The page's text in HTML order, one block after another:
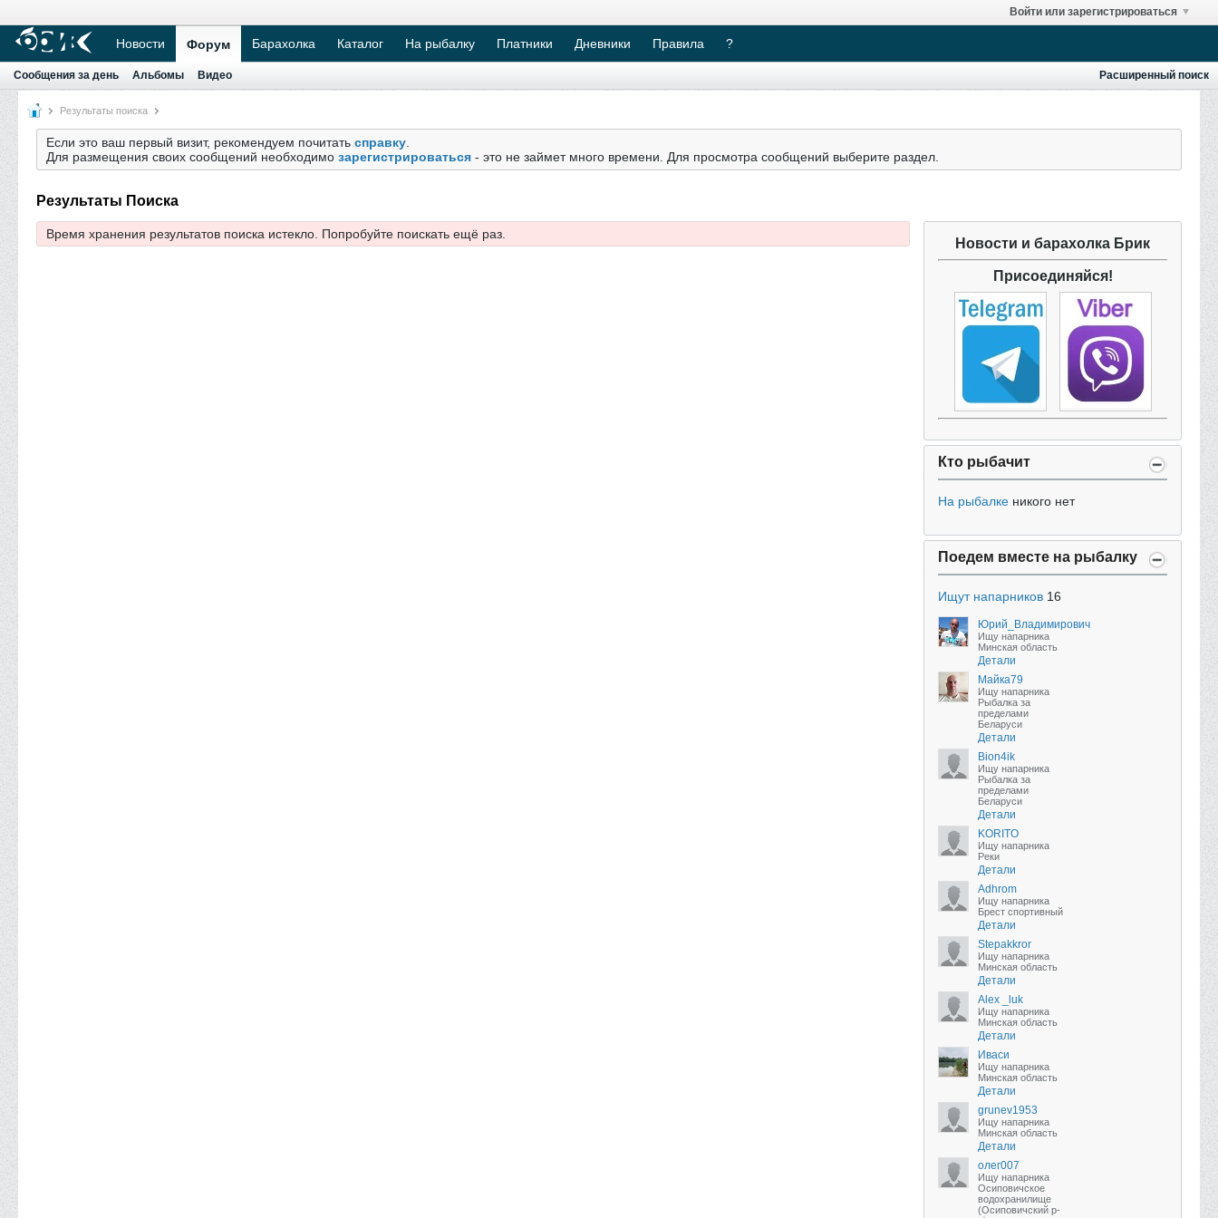
Войти или зарегистрироваться
Новости Форум Барахолка Каталог На рыбалку Платники Дневники Правила ?
Сообщения за день Альбомы Видео Расширенный поиск
Результаты поиска
Если это ваш первый визит, рекомендуем почитать справку
Для размещения своих сообщений необходимо зарегистрироваться - это не займет много времени. Для просмотра сообщений выберите раздел.
Результаты Поиска
Время хранения результатов поиска истекло. Попробуйте поискать ещё раз.
Новости и барахолка Брик
Присоединяйся!
Кто рыбачит
На рыбалке никого нет
Поедем вместе на рыбалку
Ищут напарников 16
Юрий_Владимирович
Ищу напарника
Минская область
Детали
Майка79
Ищу напарника
Рыбалка за
пределами
Беларуси
Детали
Bion4ik
Ищу напарника
Рыбалка за
пределами
Беларуси
Детали
KORITO
Ищу напарника
Реки
Детали
Adhrom
Ищу напарника
Брест спортивный
Детали
Stepakkror
Ищу напарника
Минская область
Детали
Alex _luk
Ищу напарника
Минская область
Детали
Иваси
Ищу напарника
Минская область
Детали
grunev1953
Ищу напарника
Минская область
Детали
олег007
Ищу напарника
Осиповичское
водохранилище
(Осиповичский р-